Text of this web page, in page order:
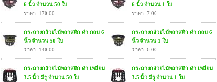
6 นิ้ว จำนวน 50 ใบ
ราคา: 170.00
6 นิ้ว จำนวน 1 ใบ
ราคา: 7.00
กระถางกล้วยไม้พลาสติก ดำ กลม 6
นิ้ว จำนวน 50 ใบ
ราคา: 140.00
กระถางกล้วยไม้พลาสติก ดำ กลม 6
นิ้ว จำนวน 1 ใบ
ราคา: 6.00
กระถางกล้วยไม้พลาสติก ดำ เหลี่ยม
3.5 นิ้ว มีรู จำนวน 50 ใบ
กระถางกล้วยไม้พลาสติก ดำ เหลี่ยม
3.5 นิ้ว มีรู จำนวน 1 ใบ